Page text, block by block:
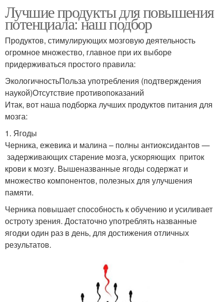
Лучшие продукты для повышения
потенциала: наш подбор
Продуктов, стимулирующих мозговую деятельность
огромное множество, главное при их выборе
придерживаться простого правила:
ЭкологичностьПольза употребления (подтверждения
наукой)Отсутствие противопоказаний
Итак, вот наша подборка лучших продуктов питания для
мозга:
1. Ягоды
Черника, ежевика и малина – полны антиоксидантов —
задерживающих старение мозга, ускоряющих приток
крови к мозгу. Вышеназванные ягоды содержат и
множество компонентов, полезных для улучшения
памяти.
Черника повышает способность к обучению и усиливает
остроту зрения. Достаточно употреблять названные
ягодки один раз в день, для достижения отличных
результатов.